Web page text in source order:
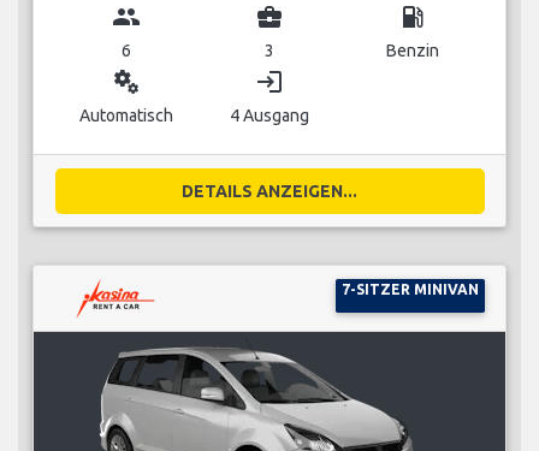
group
6
business_center
3
local_gas_station
Benzin
miscellaneous_services
Automatisch
login
4 Ausgang
DETAILS ANZEIGEN...
7-SITZER MINIVAN